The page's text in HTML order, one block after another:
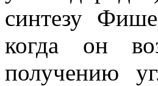
синтезу
когда он
получению